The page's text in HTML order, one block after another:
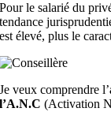
Pour le salarié du
tendance
est élevé, plus le
Je veux comprendre l’
l’A.N.C (Activation